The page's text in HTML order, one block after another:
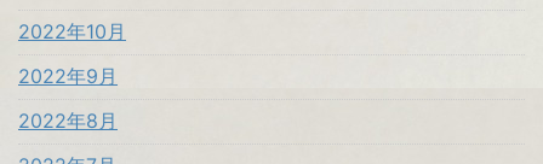
2022年10月
2022年9月
2022年8月